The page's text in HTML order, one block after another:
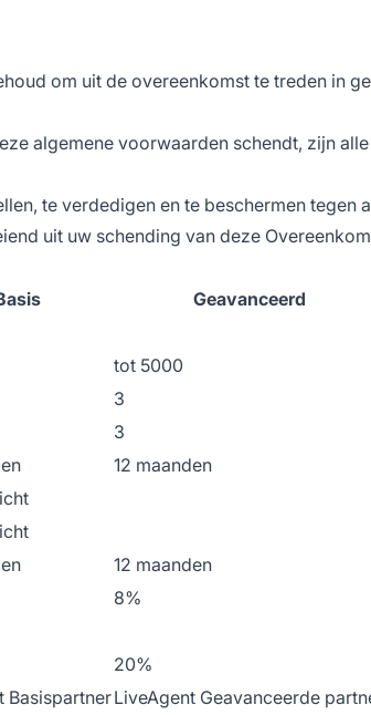
om uit de overeenkomst te treden in
algemene voorwaarden schendt, zijn
te verdedigen en te beschermen
uit uw schending van deze
Geavanceerd
tot 5000
3
3
12 maanden
12 maanden
8%
20%
BasispartnerLiveAgent Geavanceerde